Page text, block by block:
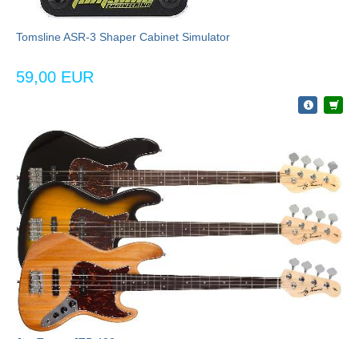
Tomsline ASR-3 Shaper Cabinet Simulator
59,00 EUR